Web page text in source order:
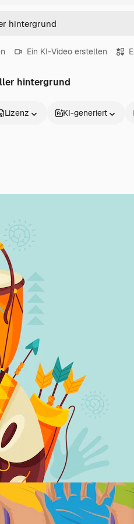
Ein KI-Video erstellen
hintergrund
Lizenz KI-generiert
Plattform, um deine beste
verwirklichen. Mehr als 1 Million
unter Kreativen, Unternehmen,
und Studios.
© 2010- 2026Freepik Company S.L.U.